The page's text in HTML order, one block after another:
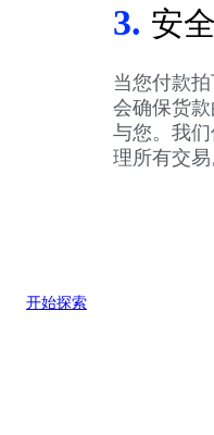
3. 安
当您付款
会确保货
与您。我
理所有交易
开始探索